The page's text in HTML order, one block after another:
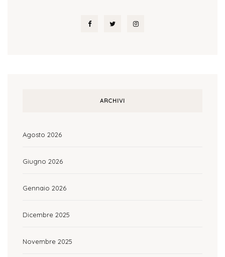
ARCHIVI
Agosto 2026
Giugno 2026
Gennaio 2026
Dicembre 2025
Novembre 2025